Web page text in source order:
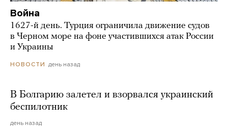
Война
1627-й день. Турция ограничила движение судов
в Черном море на фоне участившихся атак России
и Украины
НОВОСТИ день назад
В Болгарию залетел и взорвался украинский
беспилотник
день назад